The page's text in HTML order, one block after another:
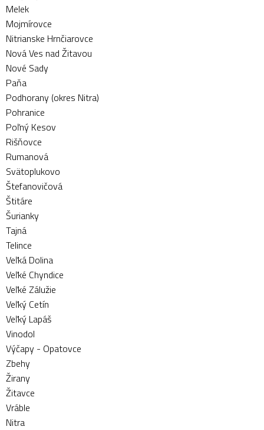
Melek
Mojmírovce
Nitrianske Hrnčiarovce
Nová Ves nad Žitavou
Nové Sady
Paňa
Podhorany (okres Nitra)
Pohranice
Poľný Kesov
Rišňovce
Rumanová
Svätoplukovo
Štefanovičová
Štitáre
Šurianky
Tajná
Telince
Veľká Dolina
Veľké Chyndice
Veľké Zálužie
Veľký Cetín
Veľký Lapáš
Vinodol
Výčapy - Opatovce
Zbehy
Žirany
Žitavce
Vráble
Nitra